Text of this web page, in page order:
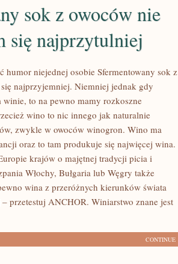
sok z owoców nie
się najprzytulniej
humor niejednej osobie Sfermentowany sok z
najprzyjemniej. Niemniej jednak gdy
to na pewno mamy rozkoszne
wino to nic innego jak naturalnie
zwykle w owoców winogron. Wino ma
oraz to tam produkuje się najwięcej wina.
krajów o majętnej tradycji picia i
Włochy, Bułgaria lub Węgry także
wina z przeróżnych kierunków świata
przetestuj ANCHOR. Winiarstwo znane jest
CONTINUE